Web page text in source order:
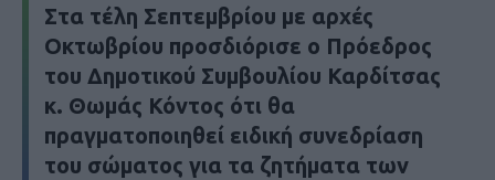
Στα τέλη Σεπτεμβρίου με αρχές
Οκτωβρίου προσδιόρισε ο Πρόεδρος
του Δημοτικού Συμβουλίου Καρδίτσας
κ. Θωμάς Κόντος ότι θα
πραγματοποιηθεί ειδική συνεδρίαση
του σώματος για τα ζητήματα των